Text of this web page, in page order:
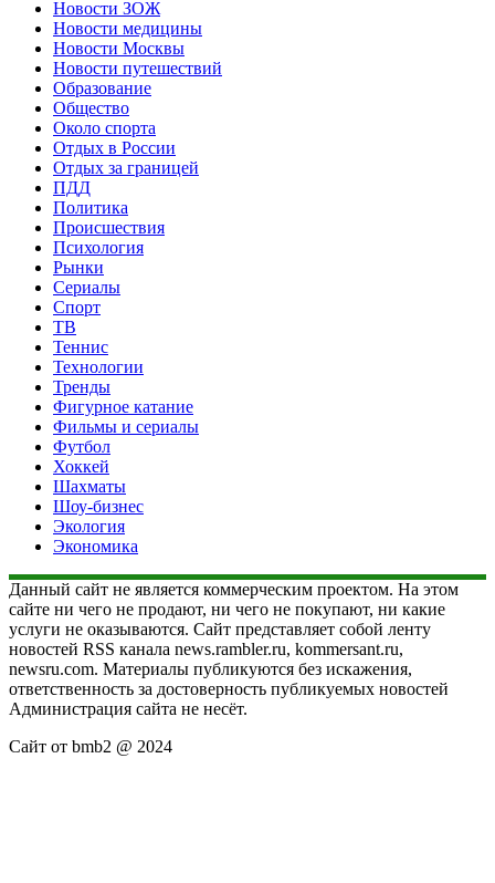
Новости ЗОЖ
Новости медицины
Новости Москвы
Новости путешествий
Образование
Общество
Около спорта
Отдых в России
Отдых за границей
ПДД
Политика
Происшествия
Психология
Рынки
Сериалы
Спорт
ТВ
Теннис
Технологии
Тренды
Фигурное катание
Фильмы и сериалы
Футбол
Хоккей
Шахматы
Шоу-бизнес
Экология
Экономика
Данный сайт не является коммерческим проектом. На этом
сайте ни чего не продают, ни чего не покупают, ни какие
услуги не оказываются. Сайт представляет собой ленту
новостей RSS канала news.rambler.ru, kommersant.ru,
newsru.com. Материалы публикуются без искажения,
ответственность за достоверность публикуемых новостей
Администрация сайта не несёт.
Сайт от bmb2 @ 2024